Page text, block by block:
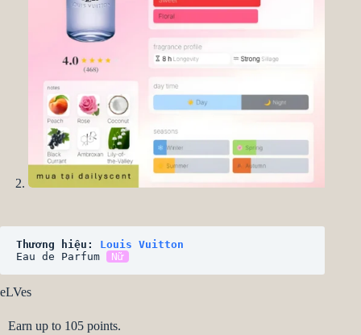
Thương hiệu: Louis Vuitton
Eau de Parfum
Nữ
eLVes
Earn up to 105 points.